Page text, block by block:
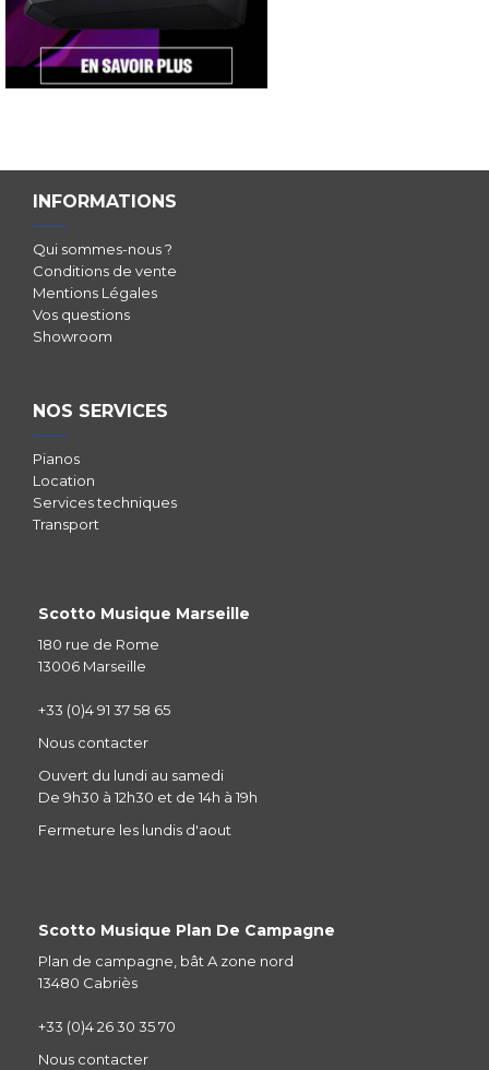
INFORMATIONS
Qui sommes-nous ?
Conditions de vente
Mentions Légales
Vos questions
Showroom
NOS SERVICES
Pianos
Location
Services techniques
Transport
Scotto Musique Marseille
180 rue de Rome
13006 Marseille
+33 (0)4 91 37 58 65
Nous contacter
Ouvert du lundi au samedi
De 9h30 à 12h30 et de 14h à 19h
Fermeture les lundis d'aout
Scotto Musique Plan De Campagne
Plan de campagne, bât A zone nord
13480 Cabriès
+33 (0)4 26 30 35 70
Nous contacter